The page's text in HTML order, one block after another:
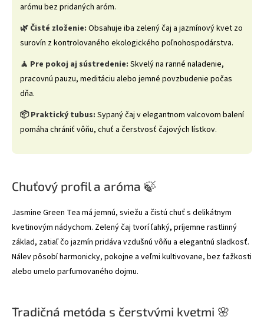
arómu bez pridaných aróm.
🌿 Čisté zloženie: Obsahuje iba zelený čaj a jazmínový kvet zo
surovín z kontrolovaného ekologického poľnohospodárstva.
🧘 Pre pokoj aj sústredenie: Skvelý na ranné naladenie,
pracovnú pauzu, meditáciu alebo jemné povzbudenie počas
dňa.
📦 Praktický tubus: Sypaný čaj v elegantnom valcovom balení
pomáha chrániť vôňu, chuť a čerstvosť čajových lístkov.
Chuťový profil a aróma 🍃
Jasmine Green Tea má jemnú, sviežu a čistú chuť s delikátnym
kvetinovým nádychom. Zelený čaj tvorí ľahký, príjemne rastlinný
základ, zatiaľ čo jazmín pridáva vzdušnú vôňu a elegantnú sladkosť.
Nálev pôsobí harmonicky, pokojne a veľmi kultivovane, bez ťažkosti
alebo umelo parfumovaného dojmu.
Tradičná metóda s čerstvými kvetmi 🌸